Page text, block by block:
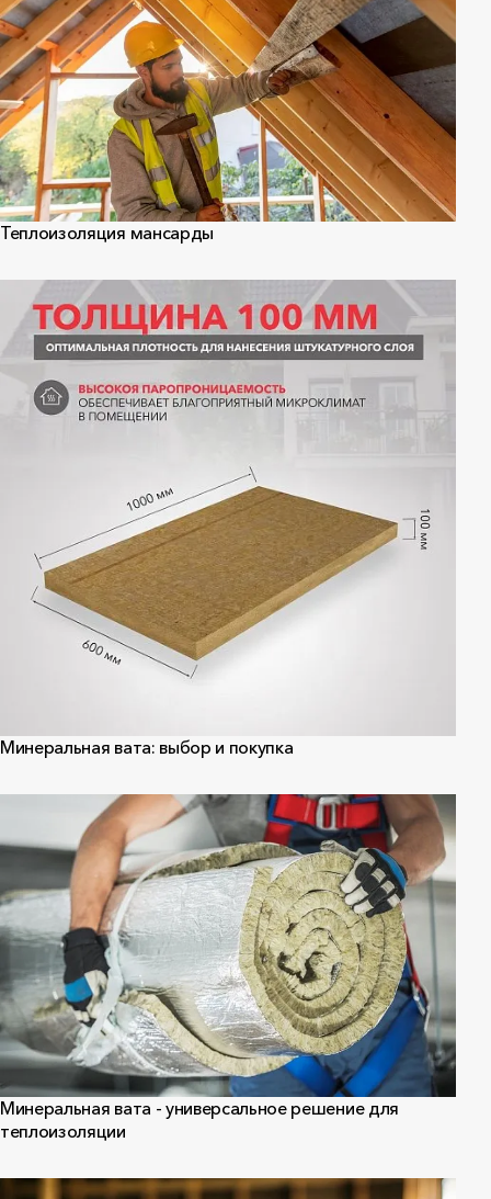
Теплоизоляция мансарды
Минеральная вата: выбор и покупка
Минеральная вата - универсальное решение для
теплоизоляции